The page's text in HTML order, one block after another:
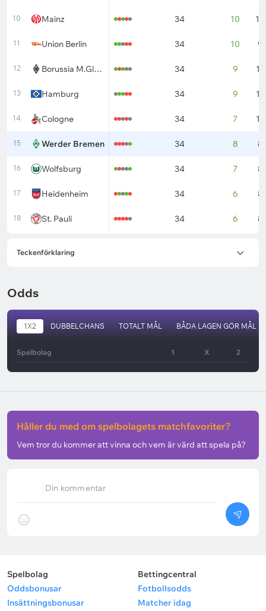
10 Mainz 34 10 10
11 Union Berlin 34 10 9
12 Borussia M.Gladbach 34 9 11
13 Hamburg 34 9 11
14 Cologne 34 7 11
15 Werder Bremen 34 8 8
16 Wolfsburg 34 7 8
17 Heidenheim 34 6 8
18 St. Pauli 34 6 8
Teckenförklaring
Odds
1X2 DUBBELCHANS TOTALT MÅL BÅDA LAGEN GÖR MÅL
Spelbolag 1 X 2
Din kommentar
Håller du med om spelbolagets matchfavoriter?
Vem tror du kommer att vinna och vem är värd att spela på?
Spelbolag
Oddsbonusar
Insättningsbonusar
Bettingcentral
Fotbollsodds
Matcher idag